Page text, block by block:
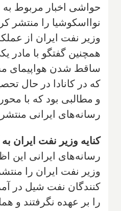
حواشی اخبار مربوط به
نوااسکوشیا را منتشر
وزیر نفت ایران از
همچنین گفتگو با مادر
ساقط شدن هواپیمای
که در کانادا در حال
و مطالبی بود که با
رسانه‌های ایرانی
کنایه وزیر نفت ایران به
رسانه‌های ایرانی این
وزیر نفت ایران را
کنندگان نفت شیل در
را بر عهده نگرفتند و